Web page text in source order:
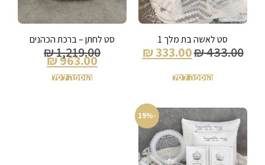
סט לאשה בת מלך 1
₪433.00
₪333.00
הוספה לסל
סט לחתן – ברכת הכהנים
₪1,219.00
₪963.00
הוספה לסל
-19%